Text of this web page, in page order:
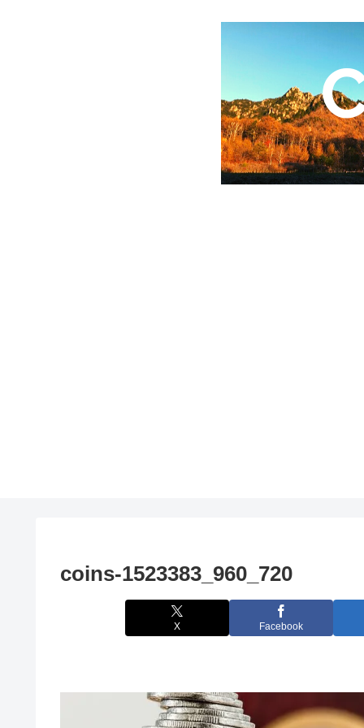
coins-1523383_960_720
X Facebook